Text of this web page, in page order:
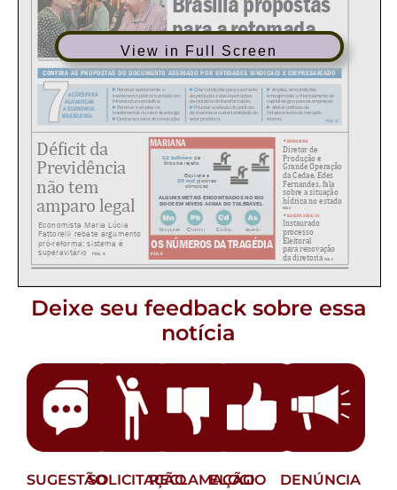
View in Full Screen
Deixe seu feedback sobre essa
notícia
SUGESTÃOSOLICITAÇÃORECLAMAÇÃO
ELOGIO DENÚNCIA